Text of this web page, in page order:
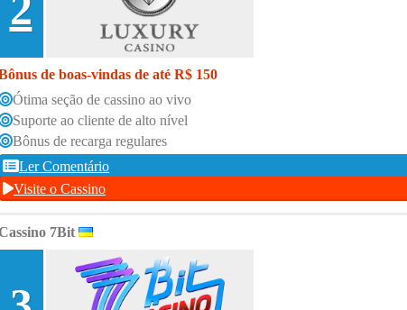
de boas-vindas de até R$ 150
Ótima seção de cassino ao vivo
Suporte ao cliente de alto nível
Bônus de recarga regulares
Ler Comentário
Visite o Cassino
7Bit